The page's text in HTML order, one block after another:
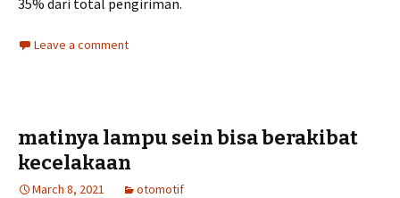
35% dari total pengiriman.
Leave a comment
matinya lampu sein bisa berakibat
kecelakaan
March 8, 2021 otomotif